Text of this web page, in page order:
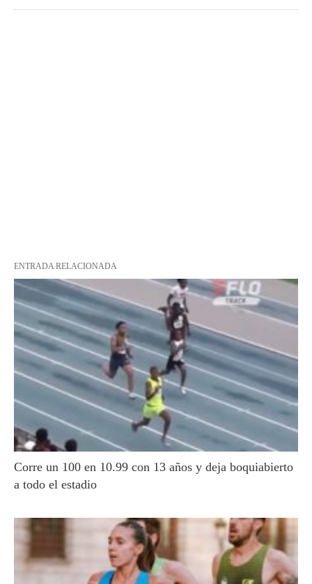
ENTRADA RELACIONADA
Corre un 100 en 10.99 con 13 años y deja boquiabierto
a todo el estadio